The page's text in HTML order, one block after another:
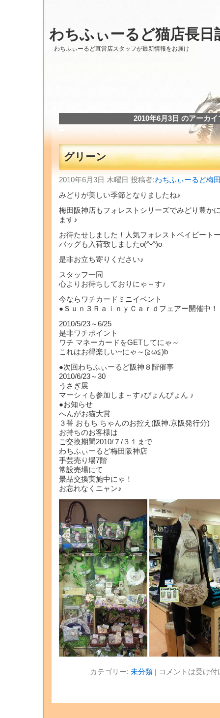
わちふぃーるど猫店長日
わちふぃーるど直営店スタッフが最新情報をお届け
2010年6月3日 のアーカイ
グリーン
2010年6月3日 木曜日 投稿者:わちふぃーるど梅
みどりが美しい季節となりましたね♪
梅田阪神店もフォレストシリーズでみどり豊か
ます♪
お待たせしました！人気フォレストベイビート
バッグも入荷致しましたo(^-^)o
是非お立ち寄りください♪
スタッフ一同
心よりお待ちしておりにゃ～す♪
今ならワチカードミニイベント
●Ｓｕｎ３ＲａｉｎｙＣａｒｄフェアー開催中！
2010/5/23～6/25
是非ワチポイント
ワチ マネーカードをGETしてにゃ～
これはお得楽しい~にゃ～(≧ω≦)b
●次回わちふぃーるど阪神８階催事
2010/6/23～30
うさぎ展
マーシィも参加しま～す♪ぴょんぴょん ♪
●お知らせ
へんがお猫大賞
３番 おもち ちゃんのお控え(阪神.京阪発行分)
お持ちのお客様は
ご交換期間2010/７/３１まで
わちふぃーるど梅田阪神店
手芸売り場7階
常設売場にて
景品交換実施中にゃ！
お忘れなくニャン♪
カテゴリー: 未分類| コメントは受け